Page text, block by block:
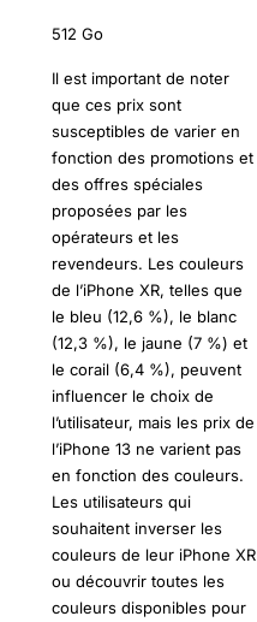
512 Go
Il est important de noter
que ces prix sont
susceptibles de varier en
fonction des promotions et
des offres spéciales
proposées par les
opérateurs et les
revendeurs. Les couleurs
de l’iPhone XR, telles que
le bleu (12,6 %), le blanc
(12,3 %), le jaune (7 %) et
le corail (6,4 %), peuvent
influencer le choix de
l’utilisateur, mais les prix de
l’iPhone 13 ne varient pas
en fonction des couleurs.
Les utilisateurs qui
souhaitent inverser les
couleurs de leur iPhone XR
ou découvrir toutes les
couleurs disponibles pour